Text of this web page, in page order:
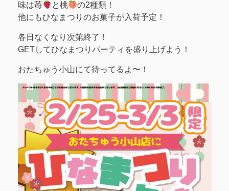
味は苺 と桃
の2種類！
他にもひなまつりのお菓子が入荷予定！
各日なくなり次第終了！
GETしてひなまつりパーティを盛り上げよう！
おたちゅう小山にて待ってるよ〜！